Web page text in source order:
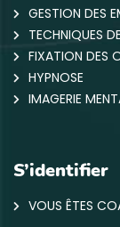
GESTION DES
TECHNIQUES
FIXATION DES
HYPNOSE
IMAGERIE
S’identifier
VOUS ÊTES